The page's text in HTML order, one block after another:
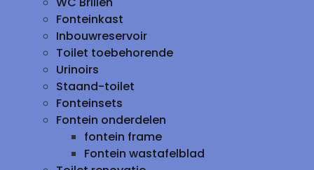
Fonteinkast
Inbouwreservoir
Toilet toebehorende
Urinoirs
Staand-toilet
Fonteinsets
Fontein onderdelen
fontein frame
Fontein wastafelblad